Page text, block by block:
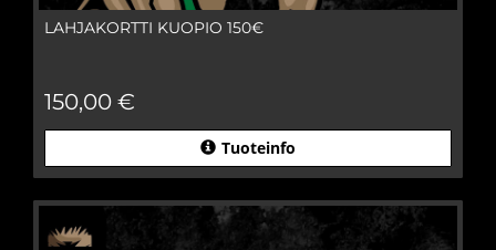
LAHJAKORTTI KUOPIO 150€
150,00 €
Tuoteinfo